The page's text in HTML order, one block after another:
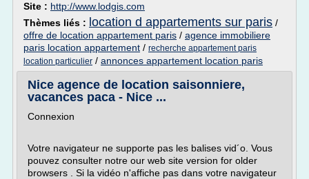
Site : http://www.lodgis.com
Thèmes liés : location d appartements sur paris /
offre de location appartement paris / agence immobiliere
paris location appartement / recherche appartement paris
location particulier / annonces appartement location paris
Nice agence de location saisonniere,
vacances paca - Nice ...
Connexion
Votre navigateur ne supporte pas les balises vid´o. Vous
pouvez consulter notre our web site version for older
browsers . Si la vidéo n'affiche pas dans votre navigateur